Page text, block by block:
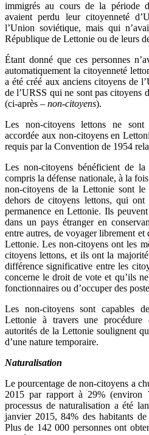
immigrés au cours de la période
avaient perdu leur citoyenneté
l’Union soviétique, mais qui
République de Lettonie ou de leurs
Étant donné que ces personnes
automatiquement la citoyenneté
a été créé aux anciens citoyens de
de l’URSS qui ne sont pas citoyens
(ci-après – non-citoyens).
Les non-citoyens lettons ne sont
accordée aux non-citoyens en
requis par la Convention de 1954
Les non-citoyens bénéficient de
compris la défense nationale, à la
non-citoyens de la Lettonie sont le
dehors de citoyens lettons, qui
permanence en Lettonie. Ils
dans un pays étranger en
entre autres, de voyager librement et
Lettonie. Les non-citoyens ont les
citoyens lettons, et ils ont la
différence significative entre les
concerne le droit de vote et qu’ils
fonctionnaires ou d’occuper des
Les non-citoyens sont capables
Lettonie à travers une procédure
autorités de la Lettonie soulignent
d’une nature temporaire.
Naturalisation
Le pourcentage de non-citoyens a
2015 par rapport à 29%
processus de naturalisation a été
janvier 2015, 84% des habitants
Plus de 142 000 personnes ont